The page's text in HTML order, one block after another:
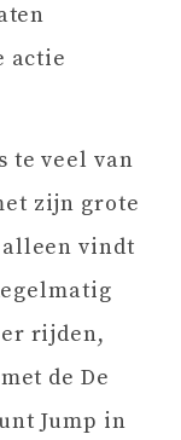
actie
te veel van
zijn grote
vindt
rijden,
de De
Jump in